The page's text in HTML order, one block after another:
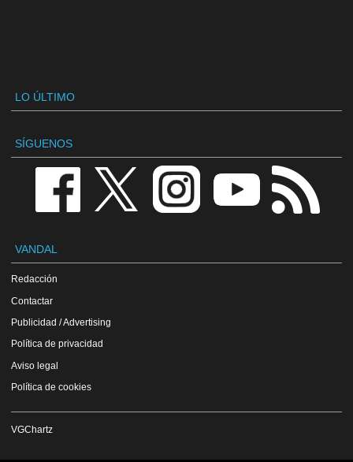
LO ÚLTIMO
SÍGUENOS
VANDAL
Redacción
Contactar
Publicidad / Advertising
Política de privacidad
Aviso legal
Política de cookies
VGChartz